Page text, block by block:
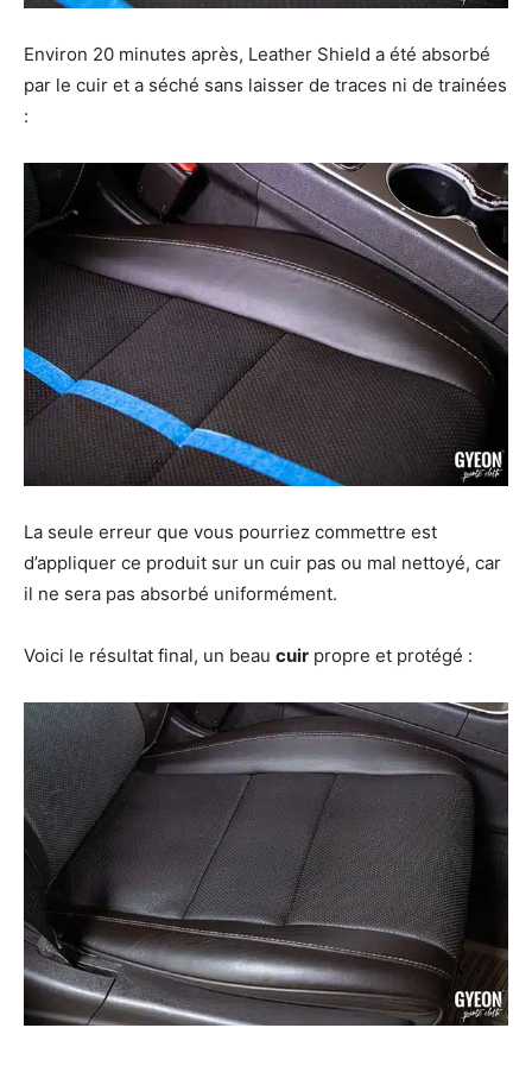
Environ 20 minutes après, Leather Shield a été absorbé
par le cuir et a séché sans laisser de traces ni de trainées
:
La seule erreur que vous pourriez commettre est
d’appliquer ce produit sur un cuir pas ou mal nettoyé, car
il ne sera pas absorbé uniformément.
Voici le résultat final, un beau cuir propre et protégé :